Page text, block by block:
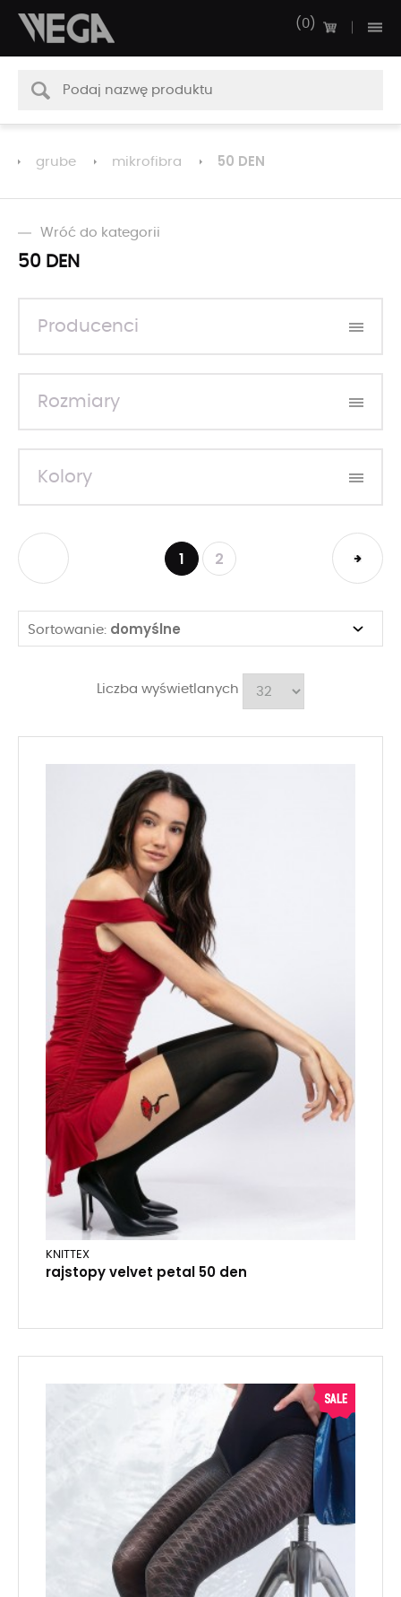
0
grube mikrofibra 50 DEN
Wróć do kategorii
50 DEN
Producenci
Rozmiary
Kolory
1 2
Sortowanie: domyślne
Liczba wyświetlanych
KNITTEX
rajstopy velvet petal 50 den